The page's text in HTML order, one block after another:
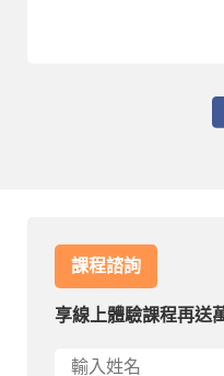
課程諮詢
享線上體驗課程再送